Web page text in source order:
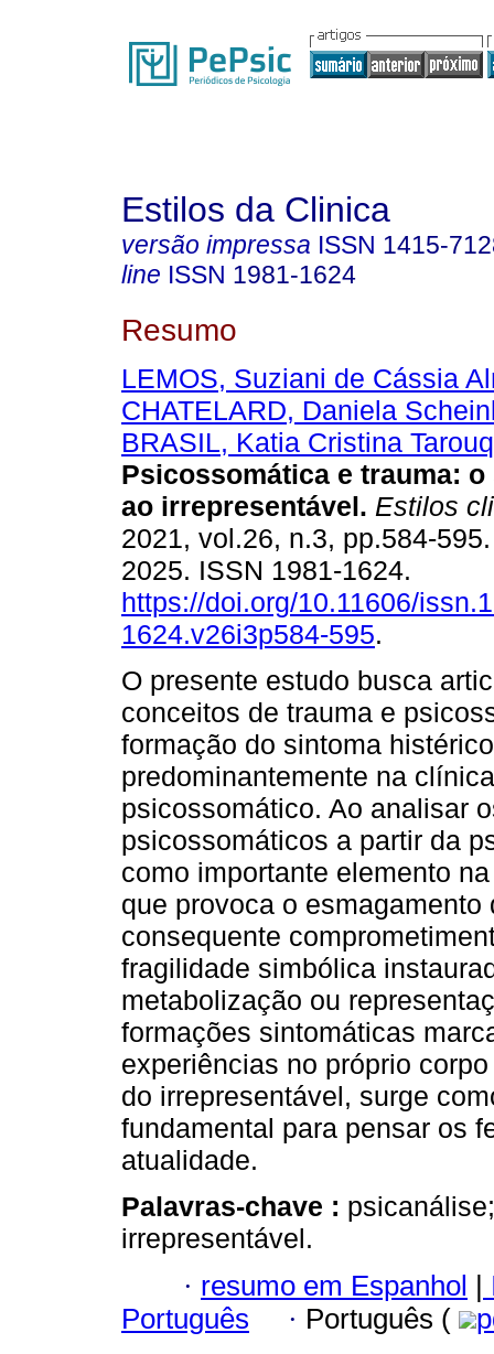
Estilos da Clinica
versão impressa ISSN 1415-
line ISSN 1981-1624
Resumo
LEMOS, Suziani de Cássia
CHATELARD, Daniela
BRASIL, Katia Cristina
Psicossomática e trauma:
ao irrepresentável. Estilos
2021, vol.26, n.3, pp.584-
2025. ISSN 1981-1624.
https://doi.org/10.11606/
1624.v26i3p584-595.
O presente estudo busca
conceitos de trauma e
formação do sintoma
predominantemente na
psicossomático. Ao analisar
psicossomáticos a partir da
como importante elemento
que provoca o
consequente
fragilidade simbólica
metabolização ou
formações sintomáticas
experiências no próprio
do irrepresentável, surge
fundamental para pensar os
atualidade.
Palavras-chave :
irrepresentável.
· resumo em Espanhol |
Português
· Português (